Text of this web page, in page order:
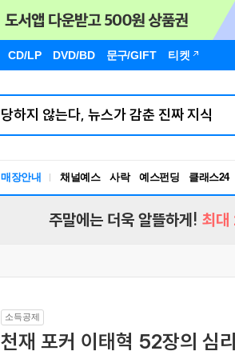
CD/LP DVD/BD 문구/GIFT 티켓
매장안내 채널예스 사락 예스펀딩 클래스24
주말에는 더욱 알뜰하게! 최
소득공제
천재 포커 이태혁 52장의 심